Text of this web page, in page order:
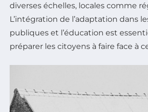
diverses échelles, locales comme
L’intégration de l’adaptation dans
publiques et l’éducation est
préparer les citoyens à faire face à